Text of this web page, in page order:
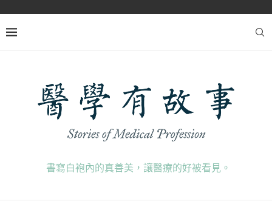
書寫白袍內的真善美，讓醫療的好被看見。